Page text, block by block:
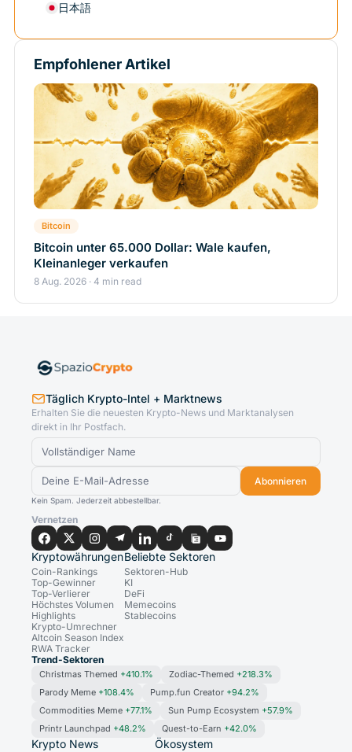
日本語
Empfohlener Artikel
Bitcoin
Bitcoin unter 65.000 Dollar: Wale kaufen,
Kleinanleger verkaufen
8 Aug. 2026 · 4 min read
Täglich Krypto-Intel + Marktnews
Erhalten Sie die neuesten Krypto-News und Marktanalysen
direkt in Ihr Postfach.
Abonnieren
Kein Spam. Jederzeit abbestellbar.
Vernetzen
Kryptowährungen
Coin-Rankings
Top-Gewinner
Top-Verlierer
Höchstes Volumen
Highlights
Krypto-Umrechner
Altcoin Season Index
RWA Tracker
Beliebte Sektoren
Sektoren-Hub
KI
DeFi
Memecoins
Stablecoins
Trend-Sektoren
Christmas Themed +410.1% Zodiac-Themed +218.3%
Parody Meme +108.4% Pump.fun Creator +94.2%
Commodities Meme +77.1% Sun Pump Ecosystem +57.9%
Printr Launchpad +48.2% Quest-to-Earn +42.0%
Krypto News Ökosystem